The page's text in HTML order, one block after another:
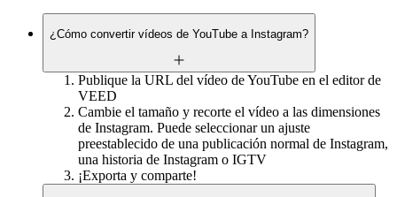
¿Cómo convertir vídeos de YouTube a Instagram?
Publique la URL del vídeo de YouTube en el editor de
VEED
Cambie el tamaño y recorte el vídeo a las dimensiones
de Instagram. Puede seleccionar un ajuste
preestablecido de una publicación normal de Instagram,
una historia de Instagram o IGTV
¡Exporta y comparte!